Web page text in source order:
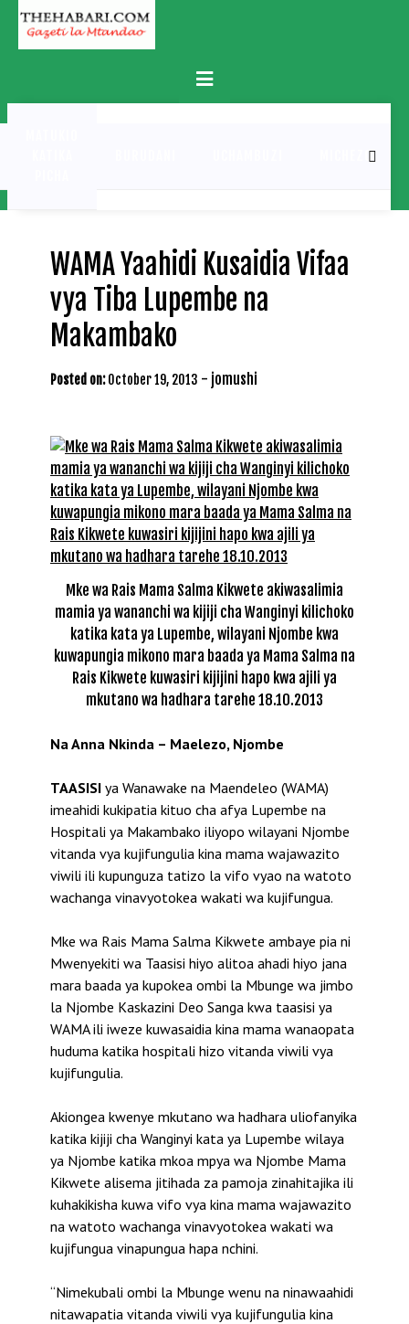
Skip
content
Primary
Menu
MICHEZO
WAMA Yaahidi Kusaidia Vifaa
vya Tiba Lupembe na
Makambako
Posted on: October 19, 2013 - jomushi
Mke wa Rais Mama Salma Kikwete akiwasalimia
mamia ya wananchi wa kijiji cha Wanginyi kilichoko
katika kata ya Lupembe, wilayani Njombe kwa
kuwapungia mikono mara baada ya Mama Salma na
Rais Kikwete kuwasiri kijijini hapo kwa ajili ya
mkutano wa hadhara tarehe 18.10.2013
Na Anna Nkinda – Maelezo, Njombe
TAASISI ya Wanawake na Maendeleo (WAMA)
imeahidi kukipatia kituo cha afya Lupembe na
Hospitali ya Makambako iliyopo wilayani Njombe
vitanda vya kujifungulia kina mama wajawazito
viwili ili kupunguza tatizo la vifo vyao na watoto
wachanga vinavyotokea wakati wa kujifungua.
Mke wa Rais Mama Salma Kikwete ambaye pia ni
Mwenyekiti wa Taasisi hiyo alitoa ahadi hiyo jana
mara baada ya kupokea ombi la Mbunge wa jimbo
la Njombe Kaskazini Deo Sanga kwa taasisi ya
WAMA ili iweze kuwasaidia kina mama wanaopata
huduma katika hospitali hizo vitanda viwili vya
kujifungulia.
Akiongea kwenye mkutano wa hadhara uliofanyika
katika kijiji cha Wanginyi kata ya Lupembe wilaya
ya Njombe katika mkoa mpya wa Njombe Mama
Kikwete alisema jitihada za pamoja zinahitajika ili
kuhakikisha kuwa vifo vya kina mama wajawazito
na watoto wachanga vinavyotokea wakati wa
kujifungua vinapungua hapa nchini.
“Nimekubali ombi la Mbunge wenu na ninawaahidi
nitawapatia vitanda viwili vya kujifungulia kina